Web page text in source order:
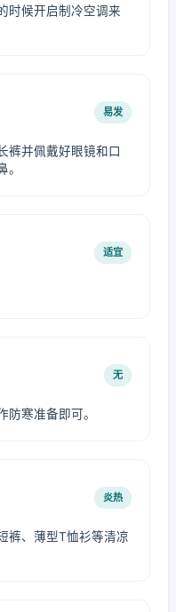
时候开启制冷空调来
易发
裤并佩戴好眼镜和口
。
适宜
无
寒准备即可。
炎热
裤、薄型T恤衫等清凉